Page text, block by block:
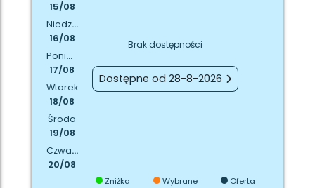
15/08
Niedziela
16/08
Poniedziałek
17/08
Wtorek
18/08
Środa
19/08
Czwartek
20/08
Brak dostępności
Dostępne od 28-8-2026
Zniżka Wybrane Oferta